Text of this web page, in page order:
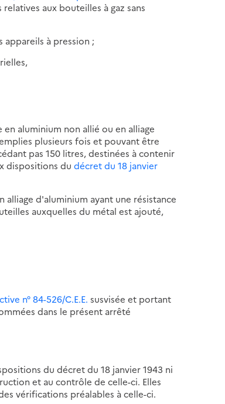
aux bouteilles à gaz sans
appareils à pression ;
aluminium non allié ou en alliage
plusieurs fois et pouvant être
pas 150 litres, destinées à contenir
dispositions dudécret du 18 janvier
alliage d'aluminium ayant une résistance
auxquelles du métal est ajouté,
n° 84-526/C.E.E. susvisée et portant
dans le présent arrêté
du décret du 18 janvier 1943 ni
et au contrôle de celle-ci. Elles
vérifications préalables à celle-ci.